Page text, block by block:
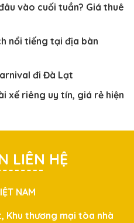
vào cuối tuần? Giá thuê
nổi tiếng tại địa bàn
đi Đà Lạt
xế riêng uy tín, giá rẻ hiện
LIÊN HỆ
NAM
Khu thương mại tòa nhà